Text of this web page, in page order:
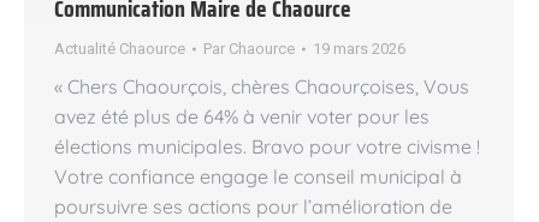
Communication Maire de Chaource
Actualité Chaource Par Chaource 19 mars 2026
« Chers Chaourçois, chères Chaourçoises, Vous
avez été plus de 64% à venir voter pour les
élections municipales. Bravo pour votre civisme !
Votre confiance engage le conseil municipal à
poursuivre ses actions pour l’amélioration de